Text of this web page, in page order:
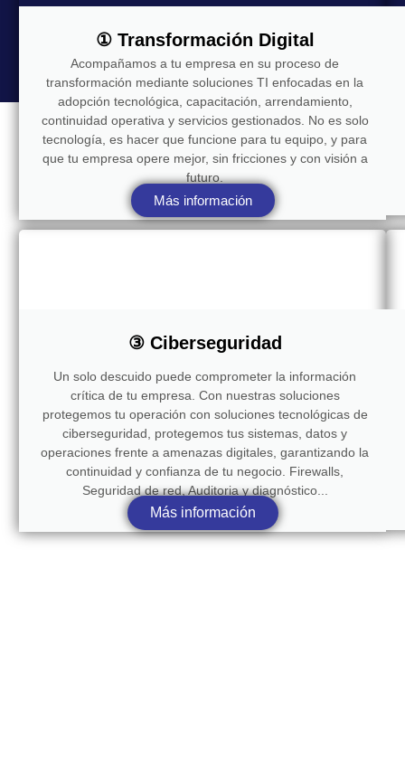
① Transformación Digital
Acompañamos a tu empresa en su proceso de
transformación mediante soluciones TI enfocadas en la
adopción tecnológica, capacitación, arrendamiento,
continuidad operativa y servicios gestionados. No es solo
tecnología, es hacer que funcione para tu equipo, y para
que tu empresa opere mejor, sin fricciones y con visión a
futuro.
Más información
③ Ciberseguridad
Un solo descuido puede comprometer la información
crítica de tu empresa. Con nuestras soluciones
protegemos tu operación con soluciones tecnológicas de
ciberseguridad, protegemos tus sistemas, datos y
operaciones frente a amenazas digitales, garantizando la
continuidad y confianza de tu negocio. Firewalls,
Seguridad de red, Auditoria y diagnóstico...
Más información